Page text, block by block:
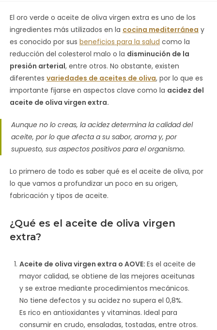
El oro verde o aceite de oliva virgen extra es uno de los
ingredientes más utilizados en la cocina mediterránea y
es conocido por sus beneficios para la salud como la
reducción del colesterol malo o la disminución de la
presión arterial, entre otros. No obstante, existen
diferentes variedades de aceites de oliva, por lo que es
importante fijarse en aspectos clave como la acidez del
aceite de oliva virgen extra.
Aunque no lo creas, la acidez determina la calidad del
aceite, por lo que afecta a su sabor, aroma y, por
supuesto, sus aspectos positivos para el organismo.
Lo primero de todo es saber qué es el aceite de oliva, por
lo que vamos a profundizar un poco en su origen,
fabricación y tipos de aceite.
¿Qué es el aceite de oliva virgen
extra?
Aceite de oliva virgen extra o AOVE: Es el aceite de
mayor calidad, se obtiene de las mejores aceitunas
y se extrae mediante procedimientos mecánicos.
No tiene defectos y su acidez no supera el 0,8%.
Es rico en antioxidantes y vitaminas. Ideal para
consumir en crudo, ensaladas, tostadas, entre otros.